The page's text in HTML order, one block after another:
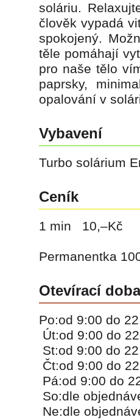
soláriu.
člověk vypadá
spokojený.
těle pomáhají
pro naše tělo
paprsky,
opalování v
Vybavení
Turbo solárium
Ceník
1 min 10,–Kč
Permanentka
Otevírací doba
Po:od 9:00 do
Út:od 9:00 do
St:od 9:00 do
Čt:od 9:00 do
Pá:od 9:00 do
So:dle
Ne:dle